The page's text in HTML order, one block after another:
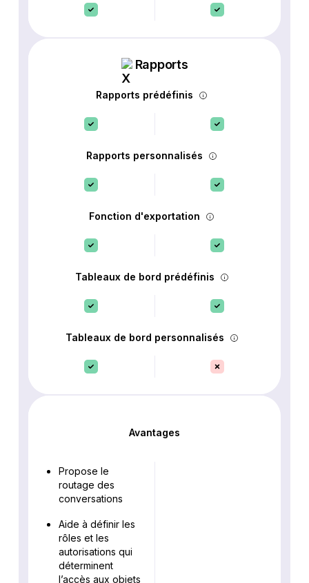
Rapports
Rapports prédéfinis
Rapports personnalisés
Fonction d'exportation
Tableaux de bord prédéfinis
Tableaux de bord personnalisés
Avantages
Propose le
routage des
conversations
Aide à définir les
rôles et les
autorisations qui
déterminent
l’accès aux objets